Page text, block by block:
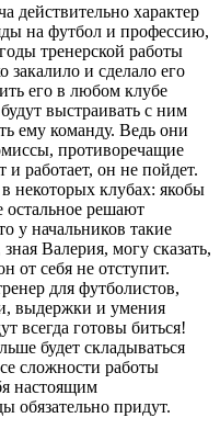
действительно характер
на футбол и профессию,
тренерской работы
и сделало его
его в любом клубе
выстраивать с ним
ему команду. Ведь они
противоречащие
работает, он не пойдет.
некоторых клубах: якобы
остальное решают
у начальников такие
Валерия, могу сказать,
от себя не отступит.
для футболистов,
выдержки и умения
всегда готовы биться!
будет складываться
сложности работы
настоящим
обязательно придут.